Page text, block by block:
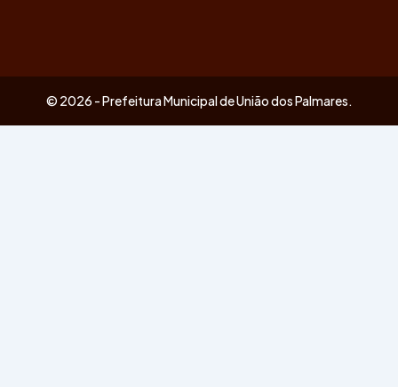
© 2026 - Prefeitura Municipal de União dos Palmares.